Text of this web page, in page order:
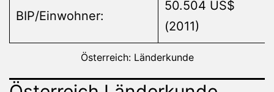
BIP/Einwohner:
50.504 US$
(2011)
Österreich: Länderkunde